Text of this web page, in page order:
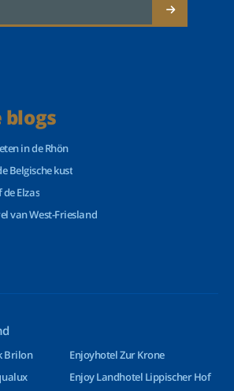
in de Rhön
Belgische kust
Elzas
van West-Friesland
Brilon
Enjoyhotel Zur Krone
Enjoy Landhotel Lippischer Hof